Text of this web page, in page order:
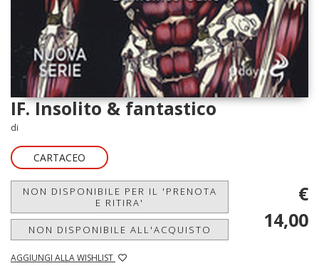
IF. Insolito & fantastico
di
CARTACEO
NON DISPONIBILE PER IL 'PRENOTA
E RITIRA'
NON DISPONIBILE ALL'ACQUISTO
AGGIUNGI ALLA WISHLIST
€
14,00